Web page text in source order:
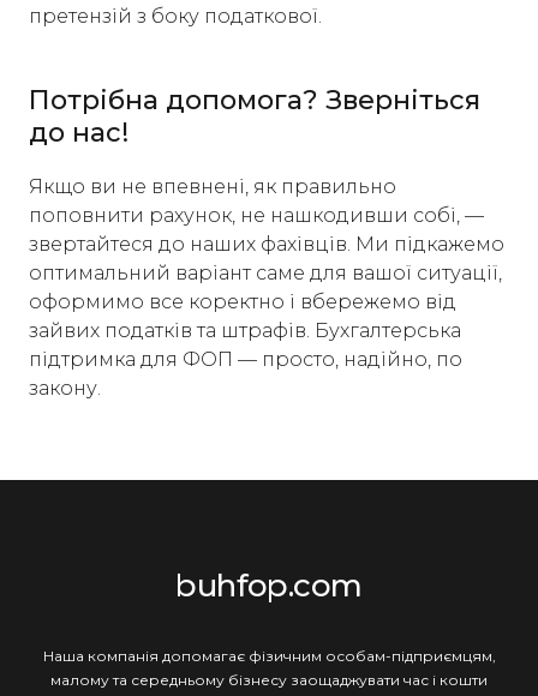
претензій з боку податкової.
Потрібна допомога? Зверніться
до нас!
Якщо ви не впевнені, як правильно
поповнити рахунок, не нашкодивши собі, —
звертайтеся до наших фахівців. Ми підкажемо
оптимальний варіант саме для вашої ситуації,
оформимо все коректно і вбережемо від
зайвих податків та штрафів. Бухгалтерська
підтримка для ФОП — просто, надійно, по
закону.
buhfop.com
Наша компанія допомагає фізичним особам-підприємцям,
малому та середньому бізнесу заощаджувати час і кошти